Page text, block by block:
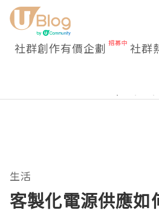
社群創作有價企劃 社群
生活
客製化電源供應如